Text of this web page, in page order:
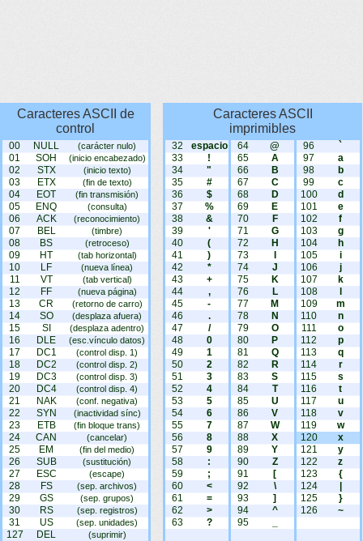
Caracteres ASCII de
control
00 NULL (carácter nulo)
01 SOH (inicio encabezado)
02 STX (inicio texto)
03 ETX (fin de texto)
04 EOT (fin transmisión)
05 ENQ (consulta)
06 ACK (reconocimiento)
07 BEL (timbre)
08 BS (retroceso)
09 HT (tab horizontal)
10 LF (nueva línea)
11 VT (tab vertical)
12 FF (nueva página)
13 CR (retorno de carro)
14 SO (desplaza afuera)
15 SI (desplaza adentro)
16 DLE (esc.vínculo datos)
17 DC1 (control disp. 1)
18 DC2 (control disp. 2)
19 DC3 (control disp. 3)
20 DC4 (control disp. 4)
21 NAK (conf. negativa)
22 SYN (inactividad sínc)
23 ETB (fin bloque trans)
24 CAN (cancelar)
25 EM (fin del medio)
26 SUB (sustitución)
27 ESC (escape)
28 FS (sep. archivos)
29 GS (sep. grupos)
30 RS (sep. registros)
31 US (sep. unidades)
127 DEL (suprimir)
Caracteres ASCII
imprimibles
32
espacio
33
!
34
"
35
#
36
$
37
%
38
&
39
'
40
(
41
)
42
*
43
+
44
,
45
-
46
.
47
/
48
0
49
1
50
2
51
3
52
4
53
5
54
6
55
7
56
8
57
9
58
:
59
;
60
<
61
=
62
>
63
?
64
@
65
A
66
B
67
C
68
D
69
E
70
F
71
G
72
H
73
74
J
75
K
76
L
77
M
78
N
79
O
80
P
81
Q
82
R
83
S
84
T
85
U
86
V
87
W
88
X
89
Y
90
Z
91
[
92
\
93
]
94
^
95
96
`
97
a
98
b
99
c
100
d
101
e
102
f
103
g
104
h
105
i
106
j
107
k
108
109
m
110
n
111
o
112
p
113
q
114
r
115
s
116
t
117
u
118
v
119
w
120
x
121
y
122
z
123
{
124
125
}
126
~